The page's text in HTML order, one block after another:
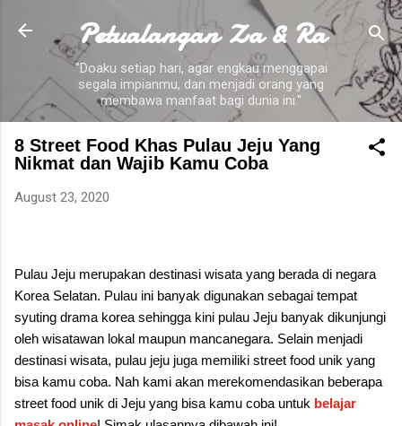
Skip to main content
Petualangan Za & Ra
"Doaku setiap hari, agar engkau menggapai
segala impianmu, dan menjadi orang yang
membawa manfaat bagi dunia ini."
8 Street Food Khas Pulau Jeju Yang
Nikmat dan Wajib Kamu Coba
August 23, 2020
Pulau Jeju merupakan destinasi wisata yang berada di negara
Korea Selatan. Pulau ini banyak digunakan sebagai tempat
syuting drama korea sehingga kini pulau Jeju banyak dikunjungi
oleh wisatawan lokal maupun mancanegara. Selain menjadi
destinasi wisata, pulau jeju juga memiliki street food unik yang
bisa kamu coba. Nah kami akan merekomendasikan beberapa
street food unik di Jeju yang bisa kamu coba untuk belajar